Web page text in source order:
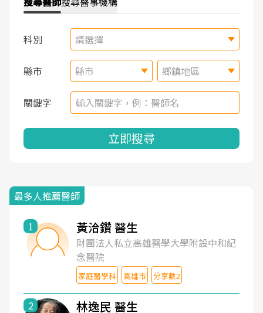
科別 請選擇
縣市 縣市 鄉鎮地區
關鍵字
立即搜尋
最多人推薦醫師
1 黃洽鑽 醫生
財團法人私立高雄醫學大學附設中和紀
念醫院
家庭醫學科 高雄市 分享數2
2 林逸民 醫生